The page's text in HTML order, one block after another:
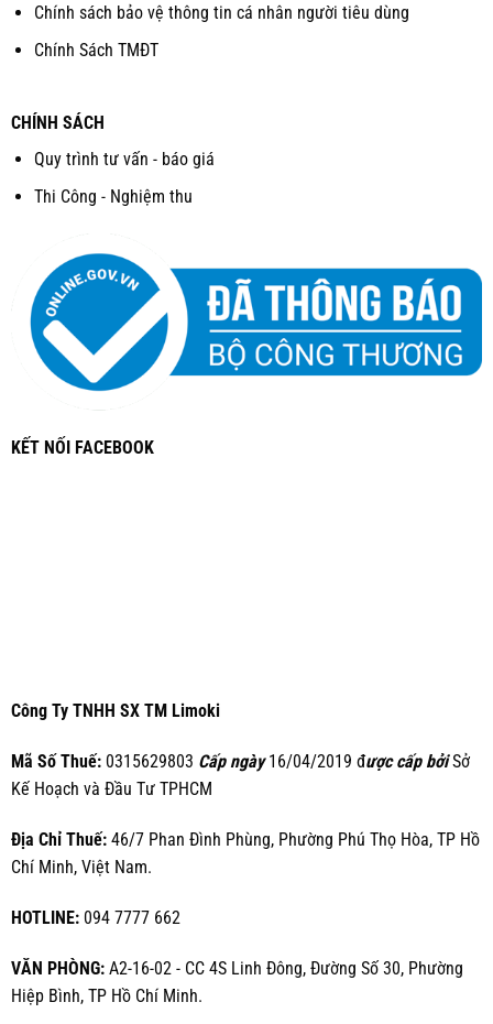
Chính sách bảo vệ thông tin cá nhân người tiêu dùng
Chính Sách TMĐT
CHÍNH SÁCH
Quy trình tư vấn - báo giá
Thi Công - Nghiệm thu
KẾT NỐI FACEBOOK
Công Ty TNHH SX TM Limoki
Mã Số Thuế:0315629803 Cấp ngày16/04/2019 được cấp bởiSở
Kế Hoạch và Đầu Tư TPHCM
Địa Chỉ Thuế:46/7 Phan Đình Phùng, Phường Phú Thọ Hòa, TP Hồ
Chí Minh, Việt Nam.
HOTLINE:094 7777 662
VĂN PHÒNG:A2-16-02 - CC 4S Linh Đông, Đường Số 30, Phường
Hiệp Bình, TP Hồ Chí Minh.